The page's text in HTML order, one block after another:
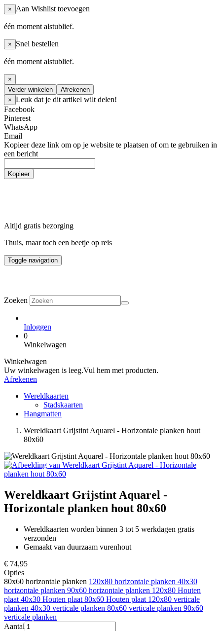
× Aan Wishlist toevoegen
één moment alstublief.
× Snel bestellen
één moment alstublief.
×
Verder winkelen
Afrekenen
× Leuk dat je dit artikel wilt delen!
Facebook
Pinterest
WhatsApp
Email
Kopieer deze link om op je website te plaatsen of om te gebruiken in
een bericht
Kopieer
Altijd gratis bezorging
Thuis, maar toch een beetje op reis
Toggle navigation
Zoeken
Inloggen
0
Winkelwagen
Winkelwagen
Uw winkelwagen is leeg.Vul hem met producten.
Afrekenen
Wereldkaarten
Stadskaarten
Hangmatten
Wereldkaart Grijstint Aquarel - Horizontale planken hout
80x60
Wereldkaart Grijstint Aquarel -
Horizontale planken hout 80x60
Wereldkaarten worden binnen 3 tot 5 werkdagen gratis
verzonden
Gemaakt van duurzaam vurenhout
€ 74,95
Opties
80x60 horizontale planken 120x80 horizontale planken 40x30
horizontale planken 90x60 horizontale planken 120x80 Houten
plaat 40x30 Houten plaat 80x60 Houten plaat 120x80 verticale
planken 40x30 verticale planken 80x60 verticale planken 90x60
verticale planken
Aantal